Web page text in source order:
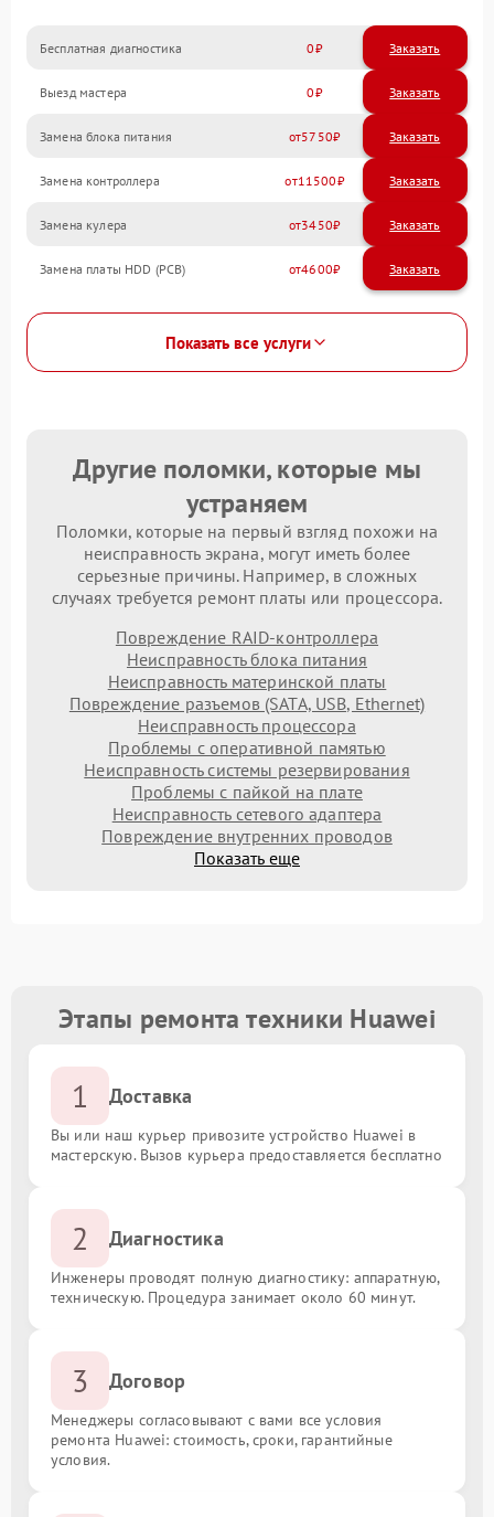
Бесплатная диагностика 0 Заказать
Выезд мастера 0 Заказать
Замена блока питания 5750
Замена контроллера 11500
Замена кулера 3450
Замена платы HDD (PCB) 4600
Показать все услуги
Другие поломки, которые мы
устраняем
Поломки, которые на первый взгляд похожи на
неисправность экрана, могут иметь более
серьезные причины. Например, в сложных
случаях требуется ремонт платы или процессора.
Повреждение RAID-контроллера
Неисправность блока питания
Неисправность материнской платы
Повреждение разъемов (SATA, USB, Ethernet)
Неисправность процессора
Проблемы с оперативной памятью
Неисправность системы резервирования
Проблемы с пайкой на плате
Неисправность сетевого адаптера
Повреждение внутренних проводов
Показать еще
Этапы ремонта техники Huawei
1 Доставка
Вы или наш курьер привозите устройство Huawei в
мастерскую. Вызов курьера предоставляется бесплатно
2 Диагностика
Инженеры проводят полную диагностику: аппаратную,
техническую. Процедура занимает около 60 минут.
3 Договор
Менеджеры согласовывают с вами все условия
ремонта Huawei: стоимость, сроки, гарантийные
условия.